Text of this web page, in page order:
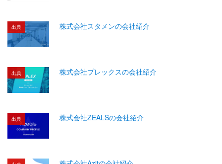
出典 株式会社スタメンの会社紹介
出典 株式会社プレックスの会社紹介
出典 株式会社ZEALSの会社紹介